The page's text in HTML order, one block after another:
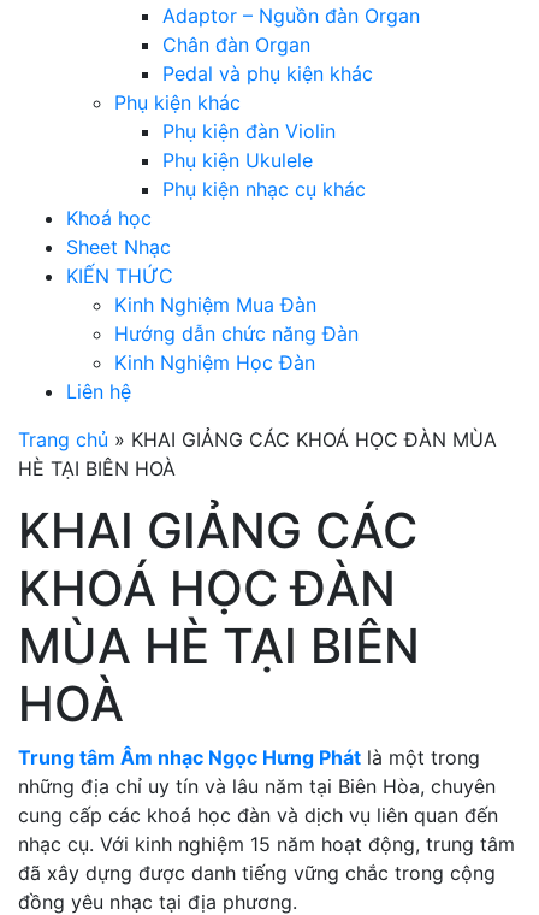
Adaptor – Nguồn đàn Organ
Chân đàn Organ
Pedal và phụ kiện khác
Phụ kiện khác
Phụ kiện đàn Violin
Phụ kiện Ukulele
Phụ kiện nhạc cụ khác
Khoá học
Sheet Nhạc
KIẾN THỨC
Kinh Nghiệm Mua Đàn
Hướng dẫn chức năng Đàn
Kinh Nghiệm Học Đàn
Liên hệ
Trang chủ » KHAI GIẢNG CÁC KHOÁ HỌC ĐÀN MÙA
HÈ TẠI BIÊN HOÀ
KHAI GIẢNG CÁC
KHOÁ HỌC ĐÀN
MÙA HÈ TẠI BIÊN
HOÀ
Trung tâm Âm nhạc Ngọc Hưng Phát là một trong
những địa chỉ uy tín và lâu năm tại Biên Hòa, chuyên
cung cấp các khoá học đàn và dịch vụ liên quan đến
nhạc cụ. Với kinh nghiệm 15 năm hoạt động, trung tâm
đã xây dựng được danh tiếng vững chắc trong cộng
đồng yêu nhạc tại địa phương.